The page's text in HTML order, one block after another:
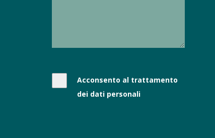
Acconsento al trattamento
dei dati personali